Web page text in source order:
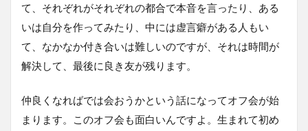
て、それぞれがそれぞれの都合で本音を言ったり、ある
いは自分を作ってみたり、中には虚言癖がある人もい
て、なかなか付き合いは難しいのですが、それは時間が
解決して、最後に良き友が残ります。
仲良くなればでは会おうかという話になってオフ会が始
まります。このオフ会も面白いんですよ。生まれて初め